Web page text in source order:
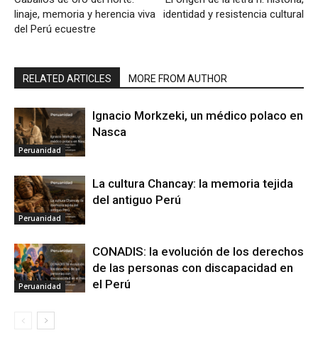
linaje, memoria y herencia viva
del Perú ecuestre
identidad y resistencia cultural
RELATED ARTICLES MORE FROM AUTHOR
Peruanidad
Ignacio Morkzeki, un médico polaco en
Nasca
Peruanidad
La cultura Chancay: la memoria tejida
del antiguo Perú
Peruanidad
CONADIS: la evolución de los derechos
de las personas con discapacidad en
el Perú